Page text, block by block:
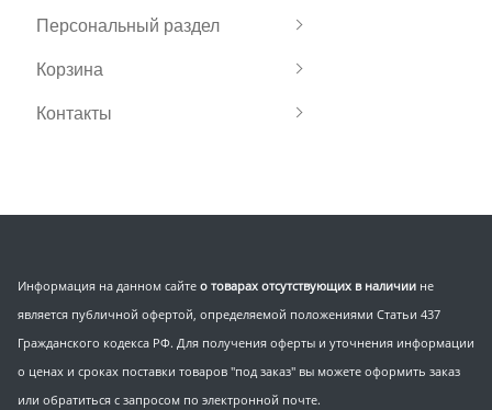
Персональный раздел
Корзина
Контакты
Информация на данном сайте о товарах отсутствующих в наличии не
является публичной офертой, определяемой положениями Статьи 437
Гражданского кодекса РФ. Для получения оферты и уточнения информации
о ценах и сроках поставки товаров "под заказ" вы можете оформить заказ
или обратиться с запросом по электронной почте.